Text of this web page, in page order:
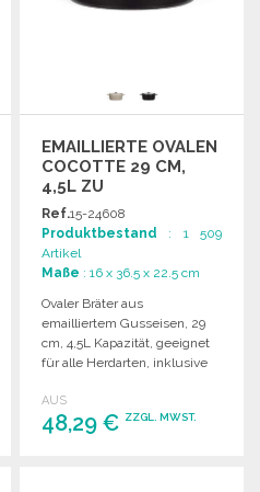
EMAILLIERTE OVALEN
COCOTTE 29 CM,
4,5L ZU
GROSSHANDELSPREISEN
Ref.15-24608
Produktbestand : 1 509
Artikel
Maße : 16 x 36.5 x 22.5 cm
Ovaler Bräter aus
emailliertem Gusseisen, 29
cm, 4,5L Kapazität, geeignet
für alle Herdarten, inklusive
AUS
48,29 € ZZGL. MWST.